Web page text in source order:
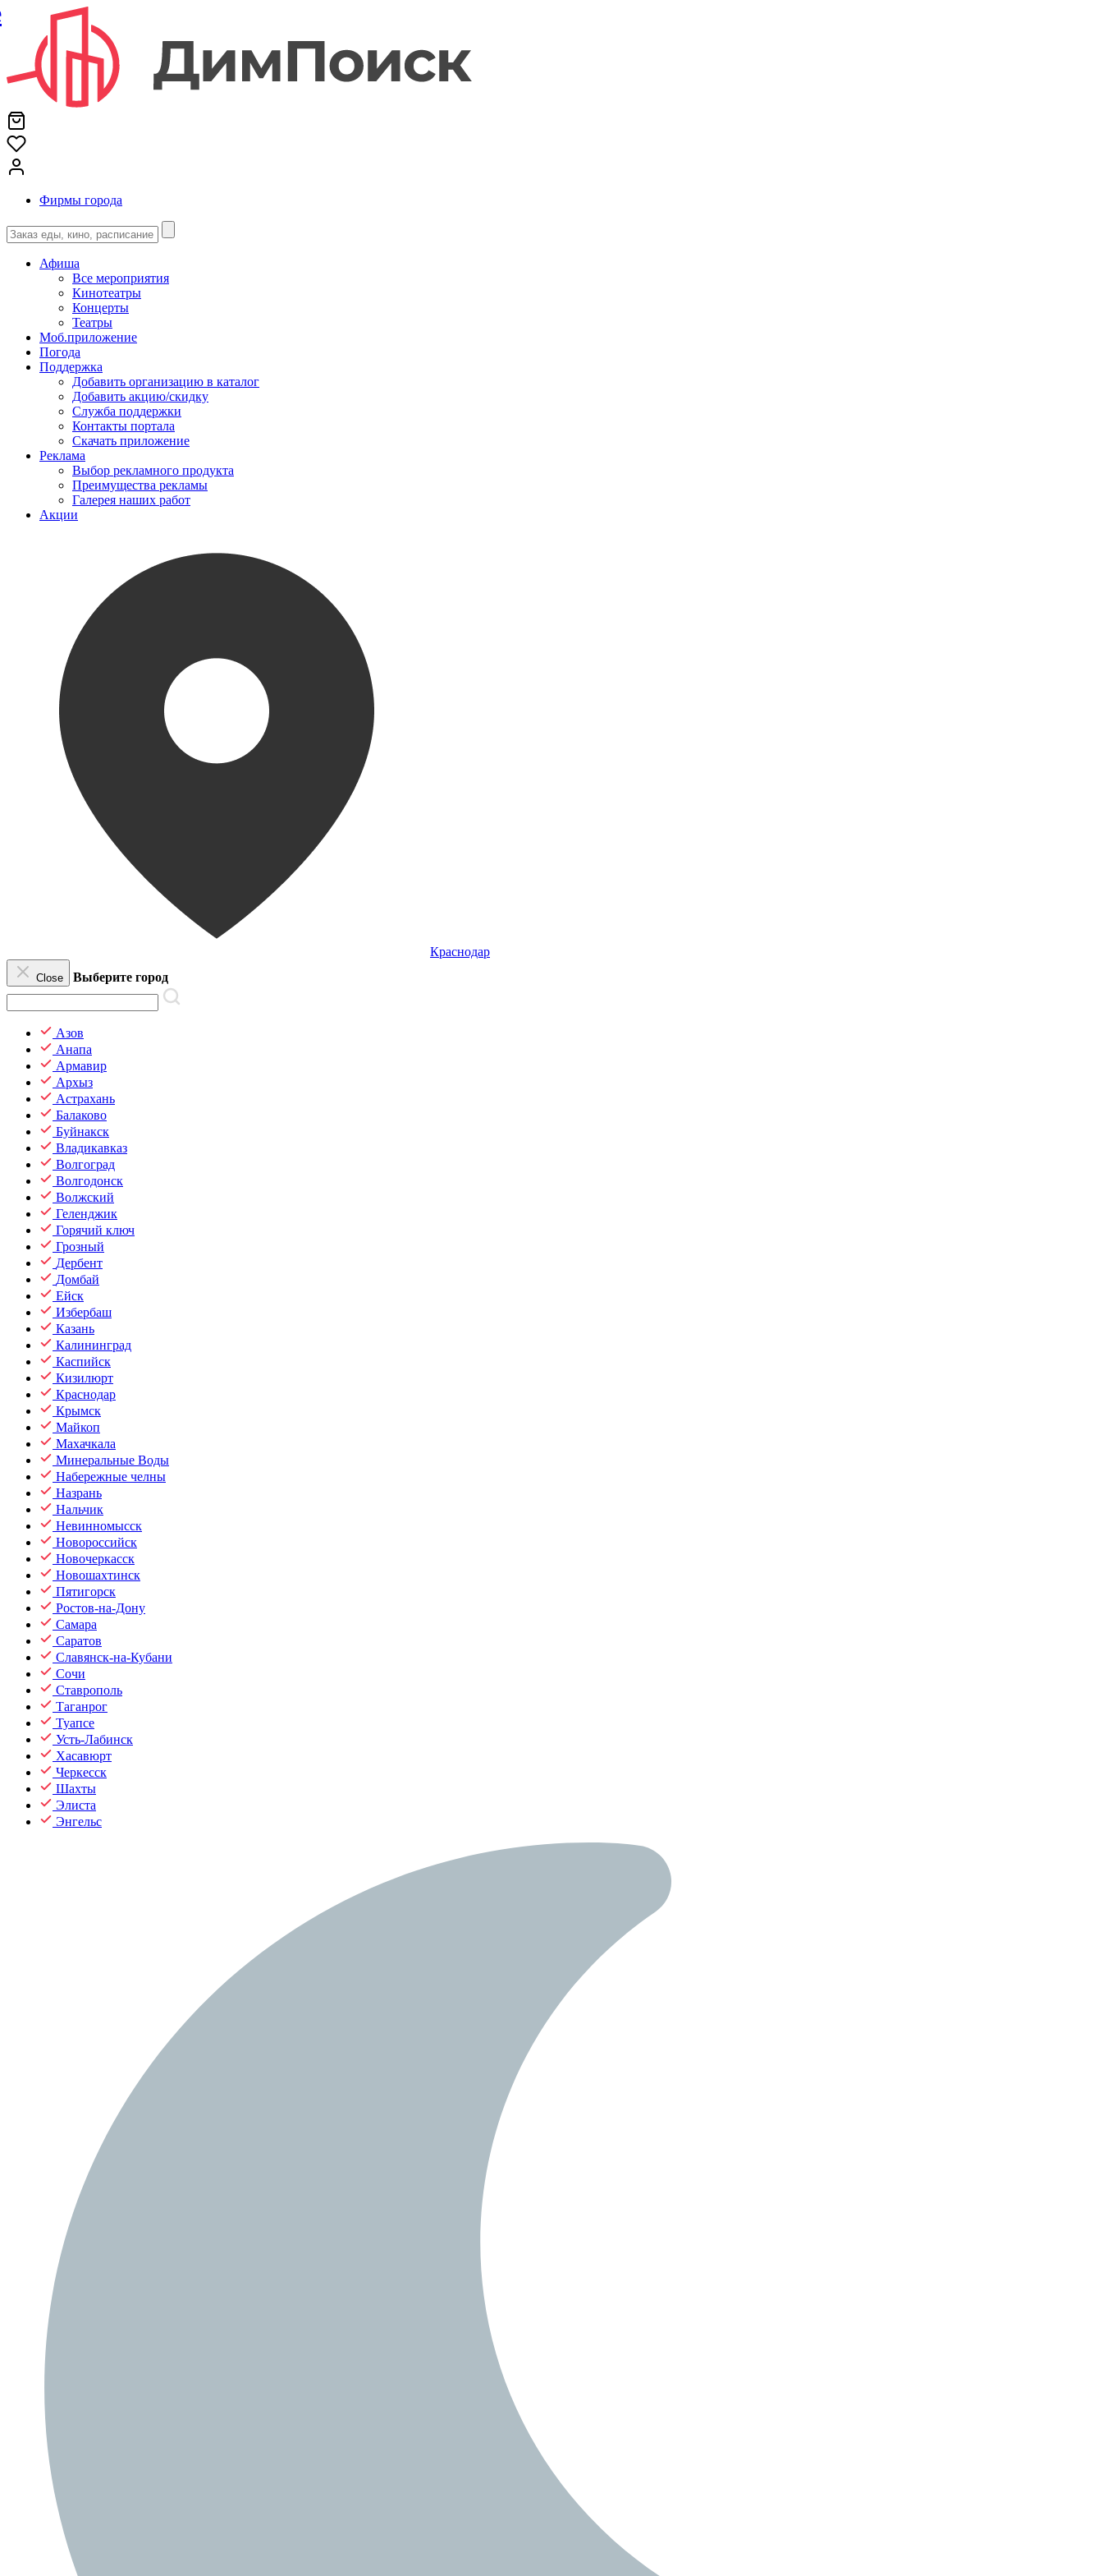
Фирмы города
Афиша
Все мероприятия
Кинотеатры
Концерты
Театры
Моб.приложение
Погода
Поддержка
Добавить организацию в каталог
Добавить акцию/скидку
Служба поддержки
Контакты портала
Скачать приложение
Реклама
Выбор рекламного продукта
Преимущества рекламы
Галерея наших работ
Акции
Краснодар
Close Выберите город
Азов
Анапа
Армавир
Архыз
Астрахань
Балаково
Буйнакск
Владикавказ
Волгоград
Волгодонск
Волжский
Геленджик
Горячий ключ
Грозный
Дербент
Домбай
Ейск
Избербаш
Казань
Калининград
Каспийск
Кизилюрт
Краснодар
Крымск
Майкоп
Махачкала
Минеральные Воды
Набережные челны
Назрань
Нальчик
Невинномысск
Новороссийск
Новочеркасск
Новошахтинск
Пятигорск
Ростов-на-Дону
Самара
Саратов
Славянск-на-Кубани
Сочи
Ставрополь
Таганрог
Туапсе
Усть-Лабинск
Хасавюрт
Черкесск
Шахты
Элиста
Энгельс